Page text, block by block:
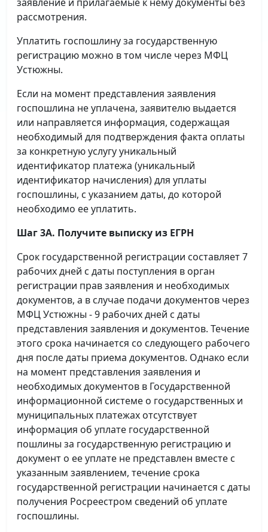
рассмотрения.
Уплатить госпошлину за государственную
регистрацию можно в том числе через МФЦ
Устюжны.
Если на момент представления заявления
госпошлина не уплачена, заявителю выдается
или направляется информация, содержащая
необходимый для подтверждения факта оплаты
за конкретную услугу уникальный
идентификатор платежа (уникальный
идентификатор начисления) для уплаты
госпошлины, с указанием даты, до которой
необходимо ее уплатить.
Шаг 3А. Получите выписку из ЕГРН
Срок государственной регистрации составляет 7
рабочих дней с даты поступления в орган
регистрации прав заявления и необходимых
документов, а в случае подачи документов через
МФЦ Устюжны - 9 рабочих дней с даты
представления заявления и документов. Течение
этого срока начинается со следующего рабочего
дня после даты приема документов. Однако если
на момент представления заявления и
необходимых документов в Государственной
информационной системе о государственных и
муниципальных платежах отсутствует
информация об уплате государственной
пошлины за государственную регистрацию и
документ о ее уплате не представлен вместе с
указанным заявлением, течение срока
государственной регистрации начинается с даты
получения Росреестром сведений об уплате
госпошлины.